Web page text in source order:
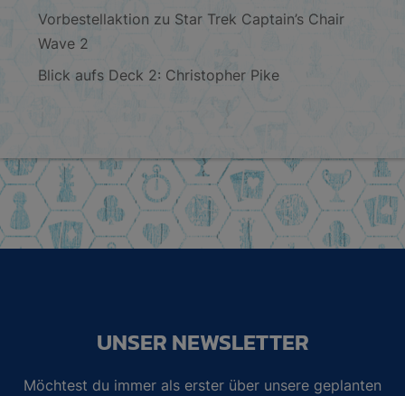
Vorbestellaktion zu Star Trek Captain’s Chair
Wave 2
Blick aufs Deck 2: Christopher Pike
UNSER NEWSLETTER
Möchtest du immer als erster über unsere geplanten